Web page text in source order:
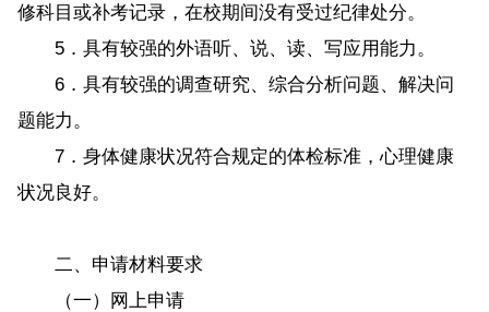
修科目或补考记录，在校期间没有受过纪律处分。
5．具有较强的外语听、说、读、写应用能力。
6．具有较强的调查研究、综合分析问题、解决问
题能力。
7．身体健康状况符合规定的体检标准，心理健康
状况良好。
二、申请材料要求
（一）网上申请